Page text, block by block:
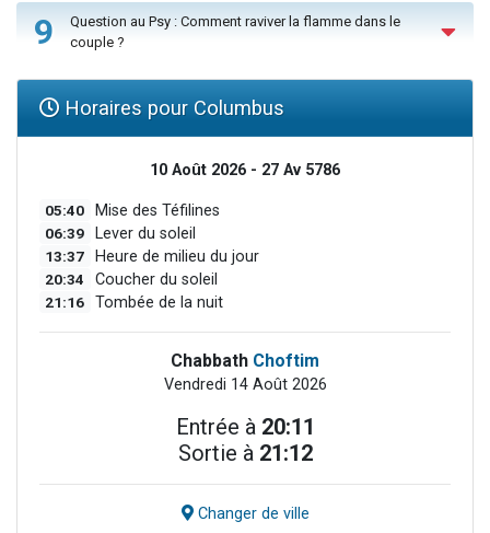
9
Question au Psy : Comment raviver la flamme dans le
couple ?
Horaires pour Columbus
10 Août 2026 - 27 Av 5786
05:40 Mise des Téfilines
06:39 Lever du soleil
13:37 Heure de milieu du jour
20:34 Coucher du soleil
21:16 Tombée de la nuit
Chabbath Choftim
Vendredi 14 Août 2026
Entrée à 20:11
Sortie à 21:12
Changer de ville